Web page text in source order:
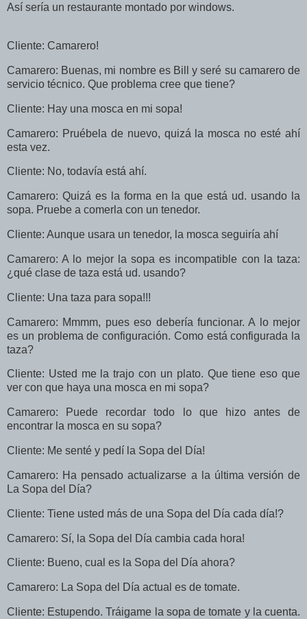
Así sería un restaurante montado por windows.
Cliente: Camarero!
Camarero: Buenas, mi nombre es Bill y seré su camarero de
servicio técnico. Que problema cree que tiene?
Cliente: Hay una mosca en mi sopa!
Camarero: Pruébela de nuevo, quizá la mosca no esté ahí
esta vez.
Cliente: No, todavía está ahí.
Camarero: Quizá es la forma en la que está ud. usando la
sopa. Pruebe a comerla con un tenedor.
Cliente: Aunque usara un tenedor, la mosca seguiría ahí
Camarero: A lo mejor la sopa es incompatible con la taza:
¿qué clase de taza está ud. usando?
Cliente: Una taza para sopa!!!
Camarero: Mmmm, pues eso debería funcionar. A lo mejor
es un problema de configuración. Como está configurada la
taza?
Cliente: Usted me la trajo con un plato. Que tiene eso que
ver con que haya una mosca en mi sopa?
Camarero: Puede recordar todo lo que hizo antes de
encontrar la mosca en su sopa?
Cliente: Me senté y pedí la Sopa del Día!
Camarero: Ha pensado actualizarse a la última versión de
La Sopa del Día?
Cliente: Tiene usted más de una Sopa del Día cada día!?
Camarero: Sí, la Sopa del Día cambia cada hora!
Cliente: Bueno, cual es la Sopa del Día ahora?
Camarero: La Sopa del Día actual es de tomate.
Cliente: Estupendo. Tráigame la sopa de tomate y la cuenta.